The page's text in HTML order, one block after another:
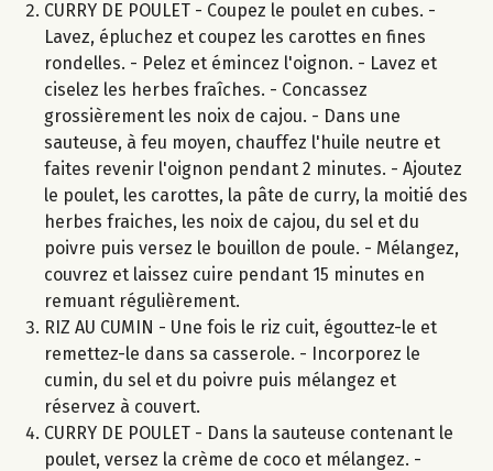
CURRY DE POULET - Coupez le poulet en cubes. -
Lavez, épluchez et coupez les carottes en fines
rondelles. - Pelez et émincez l'oignon. - Lavez et
ciselez les herbes fraîches. - Concassez
grossièrement les noix de cajou. - Dans une
sauteuse, à feu moyen, chauffez l'huile neutre et
faites revenir l'oignon pendant 2 minutes. - Ajoutez
le poulet, les carottes, la pâte de curry, la moitié des
herbes fraiches, les noix de cajou, du sel et du
poivre puis versez le bouillon de poule. - Mélangez,
couvrez et laissez cuire pendant 15 minutes en
remuant régulièrement.
RIZ AU CUMIN - Une fois le riz cuit, égouttez-le et
remettez-le dans sa casserole. - Incorporez le
cumin, du sel et du poivre puis mélangez et
réservez à couvert.
CURRY DE POULET - Dans la sauteuse contenant le
poulet, versez la crème de coco et mélangez. -